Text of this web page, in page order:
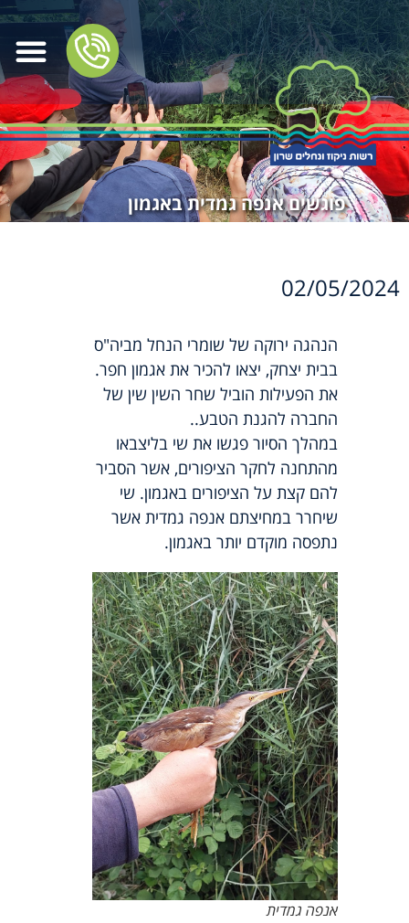
פוגשים אנפה גמדית באגמון
02/05/2024
הנהגה ירוקה של שומרי הנחל מביה"ס
בבית יצחק, יצאו להכיר את אגמון חפר.
את הפעילות הוביל שחר השין שין של
החברה להגנת הטבע..
במהלך הסיור פגשו את שי בליצבאו
מהתחנה לחקר הציפורים, אשר הסביר
להם קצת על הציפורים באגמון. שי
שיחרר במחיצתם אנפה גמדית אשר
נתפסה מוקדם יותר באגמון.
אנפה גמדית